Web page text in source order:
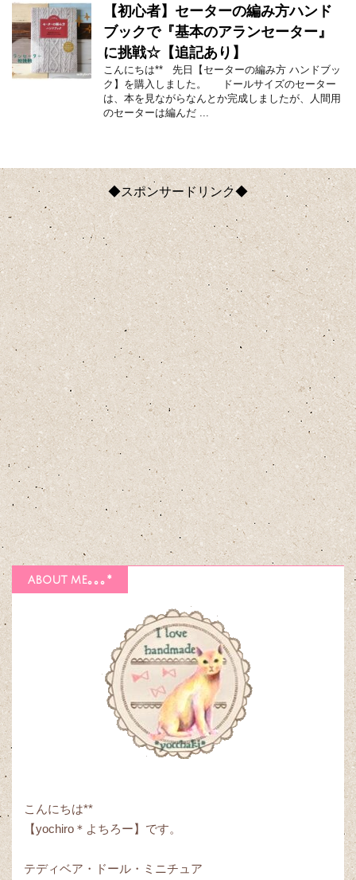
【初心者】セーターの編み方ハンド
ブックで『基本のアランセーター』
に挑戦☆【追記あり】
こんにちは** 先日【セーターの編み方 ハンドブッ
ク】を購入しました。 ドールサイズのセーター
は、本を見ながらなんとか完成しましたが、人間用
のセーターは編んだ ...
◆スポンサードリンク◆
about me｡｡｡*
こんにちは**
【yochiro＊よちろー】です。
テディベア・ドール・ミニチュア